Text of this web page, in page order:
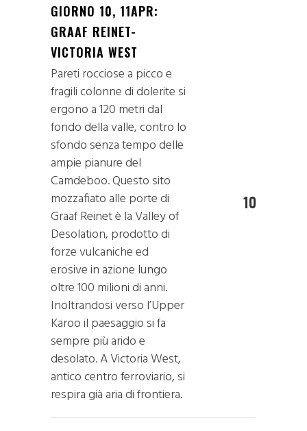
GIORNO 10, 11APR:
GRAAF REINET-
VICTORIA WEST
Pareti rocciose a picco e
fragili colonne di dolerite si
ergono a 120 metri dal
fondo della valle, contro lo
sfondo senza tempo delle
ampie pianure del
Camdeboo. Questo sito
mozzafiato alle porte di
Graaf Reinet è la Valley of
Desolation, prodotto di
forze vulcaniche ed
erosive in azione lungo
oltre 100 milioni di anni.
Inoltrandosi verso l’Upper
Karoo il paesaggio si fa
sempre più arido e
desolato. A Victoria West,
antico centro ferroviario, si
respira già aria di frontiera.
10